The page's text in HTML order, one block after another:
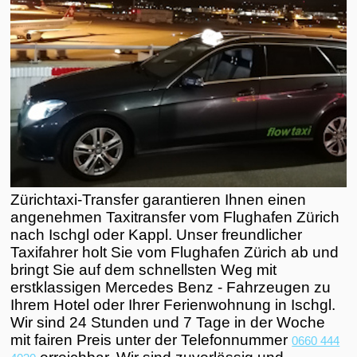
Zürichtaxi-Transfer garantieren Ihnen einen
angenehmen Taxitransfer vom Flughafen Zürich
nach Ischgl oder Kappl. Unser freundlicher
Taxifahrer holt Sie vom Flughafen Zürich ab und
bringt Sie auf dem schnellsten Weg mit
erstklassigen Mercedes Benz - Fahrzeugen zu
Ihrem Hotel oder Ihrer Ferienwohnung in Ischgl.
Wir sind 24 Stunden und 7 Tage in der Woche
mit fairen Preis unter der Telefonnummer0660 444